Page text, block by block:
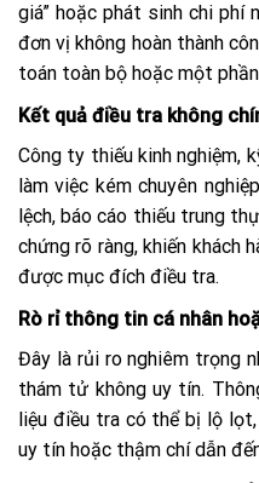
giá” hoặc phát sinh chi phí
đơn vị không hoàn thành
toán toàn bộ hoặc một
Kết quả điều tra không
Công ty thiếu kinh nghiệm,
làm việc kém chuyên
lệch, báo cáo thiếu trung
chứng rõ ràng, khiến khách
được mục đích điều tra.
Rò rỉ thông tin cá nhân
Đây là rủi ro nghiêm trọng
thám tử không uy tín.
liệu điều tra có thể bị lộ
uy tín hoặc thậm chí dẫn